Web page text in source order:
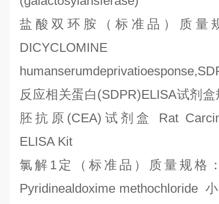
盐酸双环胺（标准品）质量
反应相关蛋白(SDPR)ELISA试剂
胚抗原 (CEA) 试剂盒
Rat
ELISA Kit
氯解 1定（标准品）质量规格
Pyridinealdoxime methochloride